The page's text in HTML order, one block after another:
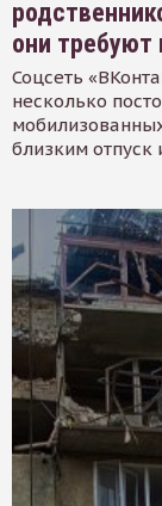
они требуют
Соцсеть
несколько
близким отпуск